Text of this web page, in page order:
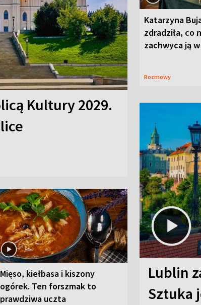
Kultury 2029.
Katarzyna
zdradziła, co
zachwyca ją
Rozmowy
Mięso, kiełbasa i kiszony
ogórek. Ten forszmak to
prawdziwa uczta
Lublin
Sztuka